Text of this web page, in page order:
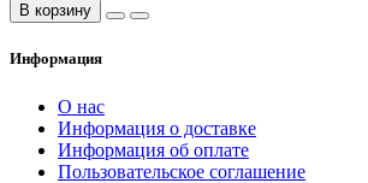
В корзину
Информация
О нас
Информация о доставке
Информация об оплате
Пользовательское соглашение